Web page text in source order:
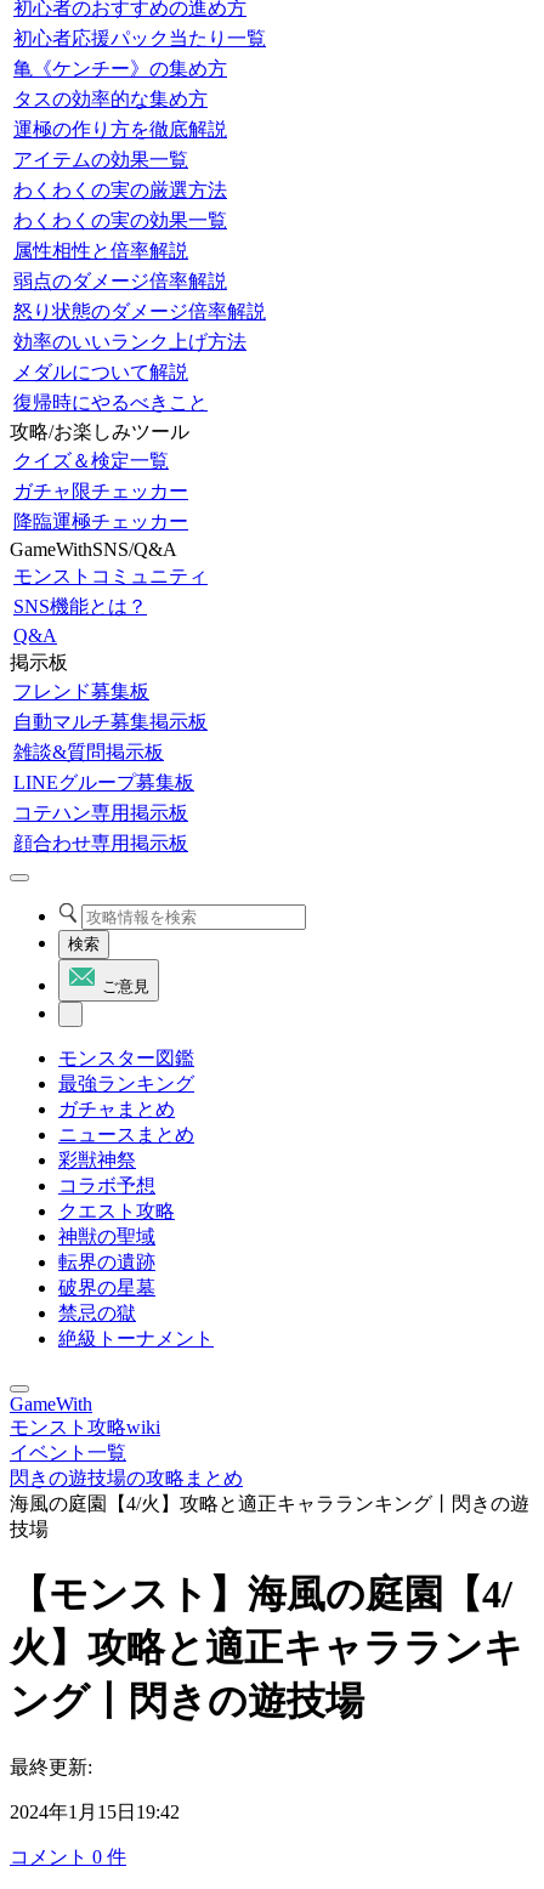
初心者のおすすめの進め方
初心者応援パック当たり一覧
亀《ケンチー》の集め方
タスの効率的な集め方
運極の作り方を徹底解説
アイテムの効果一覧
わくわくの実の厳選方法
わくわくの実の効果一覧
属性相性と倍率解説
弱点のダメージ倍率解説
怒り状態のダメージ倍率解説
効率のいいランク上げ方法
メダルについて解説
復帰時にやるべきこと
攻略/お楽しみツール
クイズ＆検定一覧
ガチャ限チェッカー
降臨運極チェッカー
GameWithSNS/Q&A
モンストコミュニティ
SNS機能とは？
Q&A
掲示板
フレンド募集板
自動マルチ募集掲示板
雑談&質問掲示板
LINEグループ募集板
コテハン専用掲示板
顔合わせ専用掲示板
検索
ご意見
モンスター図鑑
最強ランキング
ガチャまとめ
ニュースまとめ
彩獣神祭
コラボ予想
クエスト攻略
神獣の聖域
転界の遺跡
破界の星墓
禁忌の獄
絶級トーナメント
GameWith
モンスト攻略wiki
イベント一覧
閃きの遊技場の攻略まとめ
海風の庭園【4/火】攻略と適正キャラランキング丨閃きの遊
技場
【モンスト】海風の庭園【4/
火】攻略と適正キャラランキ
ング丨閃きの遊技場
最終更新:
2024年1月15日19:42
コメント 0 件